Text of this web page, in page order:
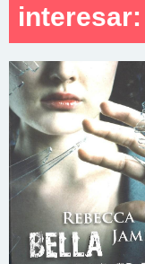
interesar: